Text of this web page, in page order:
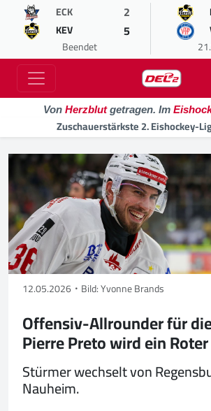
ECK 2
KEV 5
Beendet
Von Herzblutgetragen. Im
Zuschauerstärkste 2. Eishockey-
12.05.2026 Bild: Yvonne Brands
Offensiv-Allrounder für
Pierre Preto wird ein
Stürmer wechselt von
Nauheim.